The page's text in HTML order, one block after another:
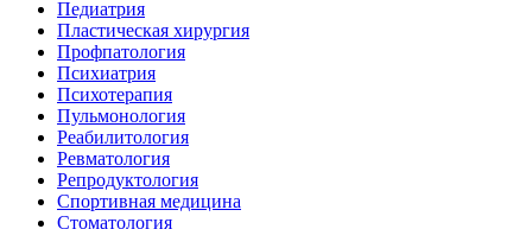
Педиатрия
Пластическая хирургия
Профпатология
Психиатрия
Психотерапия
Пульмонология
Реабилитология
Ревматология
Репродуктология
Спортивная медицина
Стоматология